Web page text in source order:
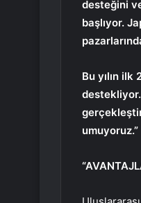
desteğini
başlıyor.
Bu yılın
umuyoruz.”